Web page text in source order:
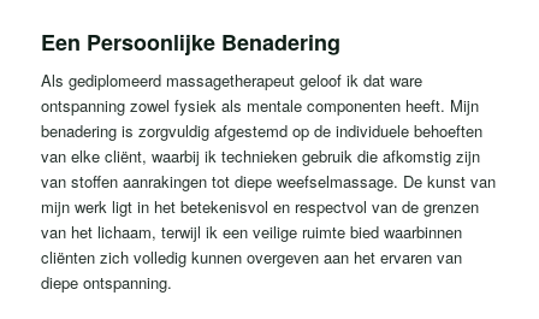
Een Persoonlijke Benadering
Als gediplomeerd massagetherapeut geloof ik dat ware
ontspanning zowel fysiek als mentale componenten heeft. Mijn
benadering is zorgvuldig afgestemd op de individuele behoeften
van elke cliënt, waarbij ik technieken gebruik die afkomstig zijn
van stoffen aanrakingen tot diepe weefselmassage. De kunst van
mijn werk ligt in het betekenisvol en respectvol van de grenzen
van het lichaam, terwijl ik een veilige ruimte bied waarbinnen
cliënten zich volledig kunnen overgeven aan het ervaren van
diepe ontspanning.